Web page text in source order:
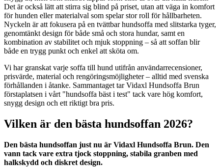
Det är också lätt att stirra sig blind på priset, utan att väga in komfort
för hunden eller materialval som spelar stor roll för hållbarheten.
Nyckeln är att fokusera på en tvättbar hundsoffa med slitstarka tyger,
genomtänkt design för både små och stora hundar, samt en
kombination av stabilitet och mjuk stoppning – så att soffan blir
både en trygg punkt och enkel att sköta om.
Vi har granskat varje soffa till hund utifrån användarrecensioner,
prisvärde, material och rengöringsmöjligheter – alltid med svenska
förhållanden i åtanke. Sammantaget tar Vidaxl Hundsoffa Brun
förstaplatsen i vårt "hundsoffa bäst i test" tack vare hög komfort,
snygg design och ett riktigt bra pris.
Vilken är den bästa hundsoffan 2026?
Den bästa hundsoffan just nu är Vidaxl Hundsoffa Brun. Den
vann tack vare extra tjock stoppning, stabila granben med
halkskydd och diskret design.